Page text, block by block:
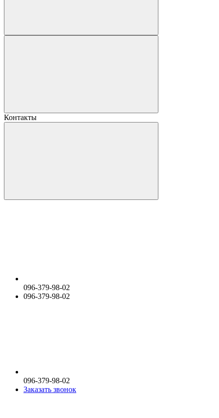
Контакты
096-379-98-02
096-379-98-02
096-379-98-02
Заказать звонок